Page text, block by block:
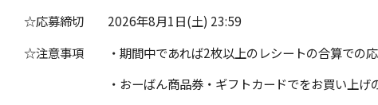
☆応募締切 2026年8月1日(土) 23:59
☆注意事項 ・期間中であれば2枚以上のレシートの合算での応
・おーばん商品券・ギフトカードでをお買い上げのレ